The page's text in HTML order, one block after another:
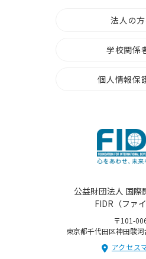
法人の
学校関係
個人情報保
公益財団法人 国際
FIDR（ファイ
〒101-
東京都千代田区神田駿
アクセス